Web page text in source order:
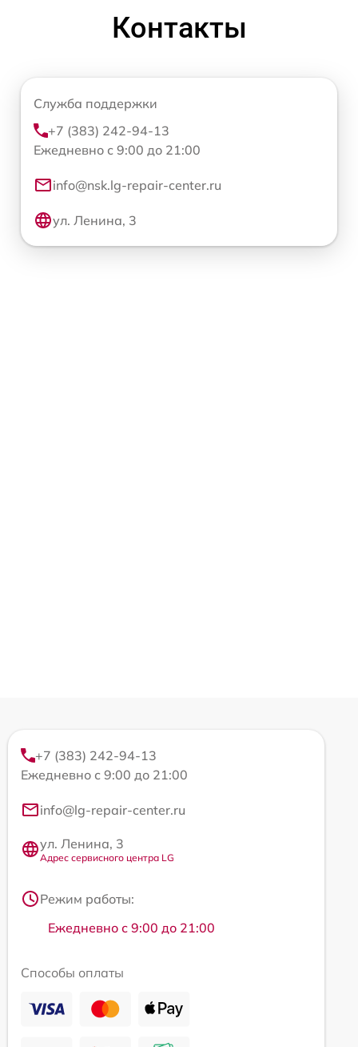
Контакты
Служба поддержки
+7 (383) 242-94-13
Ежедневно с 9:00 до 21:00
info@nsk.lg-repair-center.ru
ул. Ленина, 3
+7 (383) 242-94-13
Ежедневно с 9:00 до 21:00
info@lg-repair-center.ru
ул. Ленина, 3
Адрес сервисного центра LG
Режим работы:
Ежедневно с 9:00 до 21:00
Способы оплаты